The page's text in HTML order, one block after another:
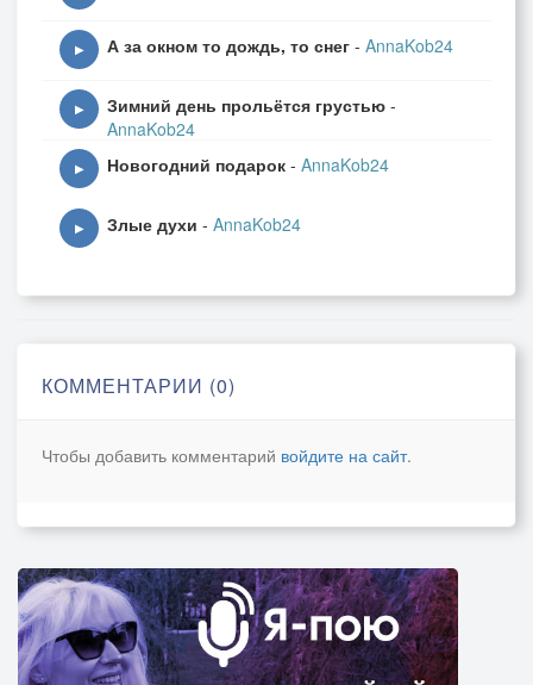
Давно ненужных фраз не мне и не тебе...
▶ А за окном то дождь, то снег - AnnaKob24
▶ Зимний день прольётся грустью -
AnnaKob24
▶ Новогодний подарок - AnnaKob24
▶ Злые духи - AnnaKob24
КОММЕНТАРИИ (0)
Чтобы добавить комментарий войдите на сайт.